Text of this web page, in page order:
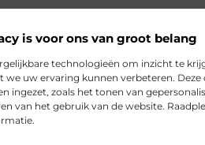
is voor ons van groot belang
technologieën om inzicht te
we uw ervaring kunnen verbeteren.
ingezet, zoals het tonen van
van het gebruik van de website.